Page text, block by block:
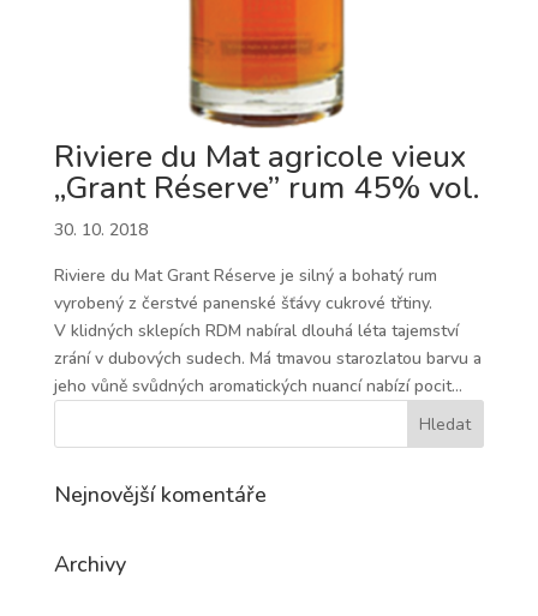
Riviere du Mat agricole vieux
„Grant Réserve” rum 45% vol.
30. 10. 2018
Riviere du Mat Grant Réserve je silný a bohatý rum
vyrobený z čerstvé panenské šťávy cukrové třtiny.
V klidných sklepích RDM nabíral dlouhá léta tajemství
zrání v dubových sudech. Má tmavou starozlatou barvu a
jeho vůně svůdných aromatických nuancí nabízí pocit...
Nejnovější komentáře
Archivy